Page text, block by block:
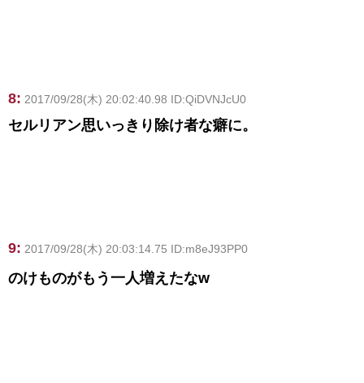
8: 2017/09/28(木) 20:02:40.98 ID:QiDVNJcU0
セルリアン思いっきり除け者な癖に。
9: 2017/09/28(木) 20:03:14.75 ID:m8eJ93PP0
のけものがもう一人増えたなw